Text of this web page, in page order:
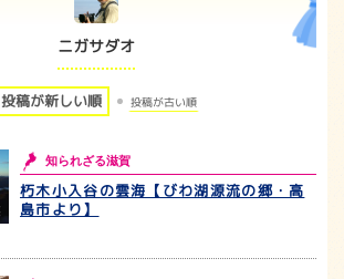
ニガサダオ
投稿が新しい順 投稿が古い順
知られざる滋賀
朽木小入谷の雲海【びわ湖源流の郷・高
島市より】